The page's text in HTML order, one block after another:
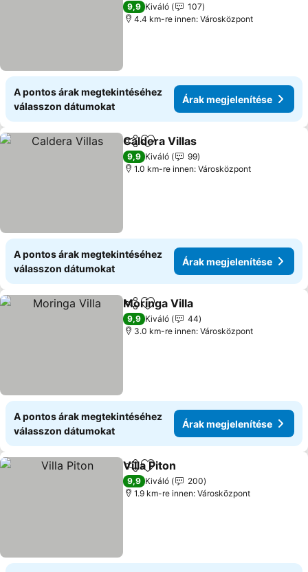
9,9 Kiváló
107
4.4 km-re innen: Városközpont
A pontos árak megtekintéséhez
válasszon dátumokat
Árak megjelenítése
Megosztás
Hozzáadás a kedvencekhez
Caldera Villas
9,9 Kiváló
99
1.0 km-re innen: Városközpont
A pontos árak megtekintéséhez
válasszon dátumokat
Árak megjelenítése
Megosztás
Hozzáadás a kedvencekhez
Moringa Villa
9,9 Kiváló
44
3.0 km-re innen: Városközpont
A pontos árak megtekintéséhez
válasszon dátumokat
Árak megjelenítése
Megosztás
Hozzáadás a kedvencekhez
Villa Piton
9,9 Kiváló
200
1.9 km-re innen: Városközpont